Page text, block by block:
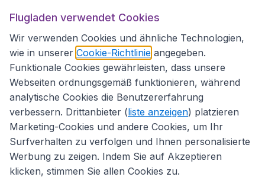
Internationale Webseiten
Flugladen verwendet Cookies
Wir verwenden Cookies und ähnliche Technologien,
wie in unserer Cookie-Richtlinie angegeben.
Funktionale Cookies gewährleisten, dass unsere
Webseiten ordnungsgemäß funktionieren, während
analytische Cookies die Benutzererfahrung
verbessern. Drittanbieter (liste anzeigen) platzieren
Marketing-Cookies und andere Cookies, um Ihr
Surfverhalten zu verfolgen und Ihnen personalisierte
Werbung zu zeigen. Indem Sie auf Akzeptieren
klicken, stimmen Sie allen Cookies zu.